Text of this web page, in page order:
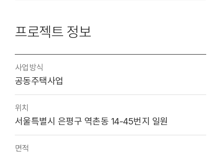
프로젝트 정보
사업방식
공동주택사업
위치
서울특별시 은평구 역촌동 14-45번지 일원
면적